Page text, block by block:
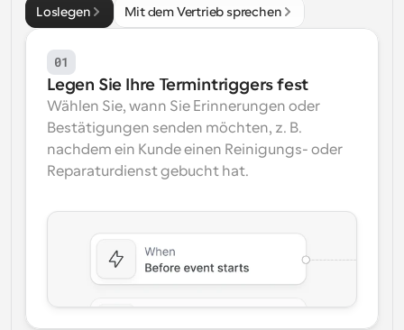
Webhooks
passiert
Loslegen Mit dem Vertrieb sprechen
01
Legen Sie Ihre Termintriggers fest
Wählen Sie, wann Sie Erinnerungen oder
Bestätigungen senden möchten, z. B.
nachdem ein Kunde einen Reinigungs- oder
Reparaturdienst gebucht hat.